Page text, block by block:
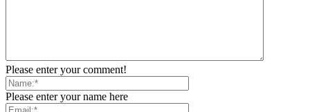
Please enter your comment!
Please enter your name here